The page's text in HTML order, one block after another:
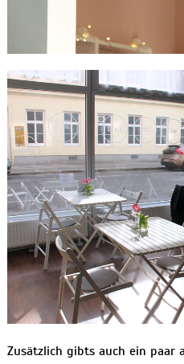
Zusätzlich gibts auch ein paar